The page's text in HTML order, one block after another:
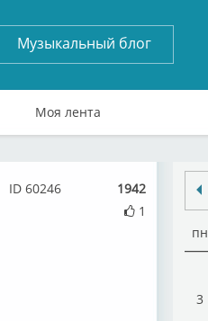
Музыкальный блог
Моя лента
1942
1
ID 60246
пн
3